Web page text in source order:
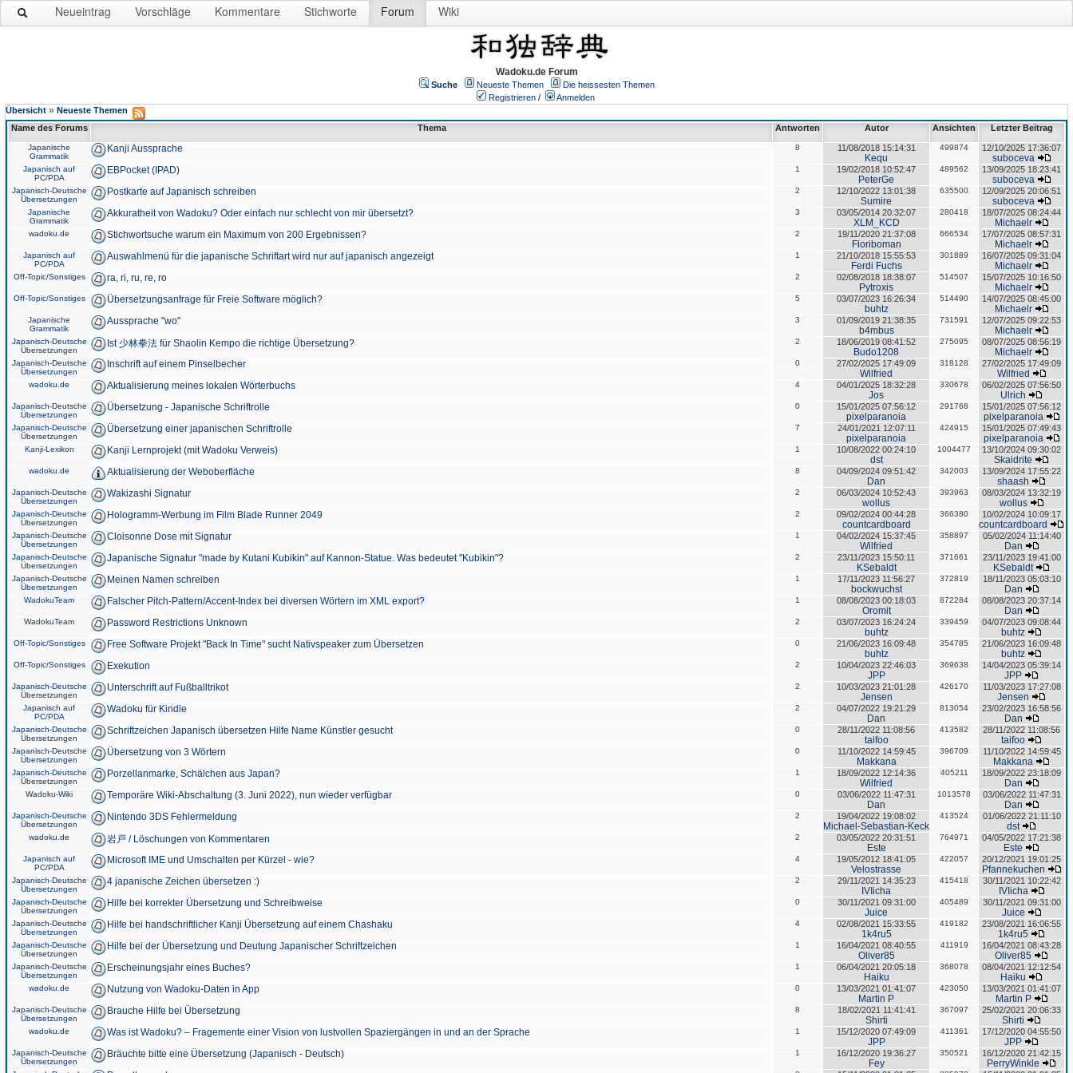
Neueintrag Vorschläge Kommentare Stichworte Forum Wiki
Wadoku.de Forum
Suche Neueste Themen
Die heissesten Themen
Registrieren /
Anmelden
Übersicht » Neueste Themen
Name des Forums
Thema Antworten Autor Ansichten Letzter Beitrag
Japanische
Grammatik
Kanji Aussprache 8 11/08/2018 15:14:31
Kequ
499874 12/10/2025 17:36:07
suboceva
Japanisch auf
PC/PDA
EBPocket (IPAD) 1 19/02/2018 10:52:47
PeterGe
489562 13/09/2025 18:23:41
suboceva
Japanisch-Deutsche
Übersetzungen
Postkarte auf Japanisch schreiben 2 12/10/2022 13:01:38
Sumire
635500 12/09/2025 20:06:51
suboceva
Japanische
Grammatik
Akkuratheit von Wadoku? Oder einfach nur schlecht von mir übersetzt? 3 03/05/2014 20:32:07
XLM_KCD
280418 18/07/2025 08:24:44
Michaelr
wadoku.de Stichwortsuche warum ein Maximum von 200 Ergebnissen? 2 19/11/2020 21:37:08
Floriboman
666534 17/07/2025 08:57:31
Michaelr
Japanisch auf
PC/PDA
Auswahlmenü für die japanische Schriftart wird nur auf japanisch angezeigt 1 21/10/2018 15:55:53
Ferdi Fuchs
301889 16/07/2025 09:31:04
Michaelr
Off-Topic/Sonstiges ra, ri, ru, re, ro 2 02/08/2018 18:38:07
Pytroxis
514507 15/07/2025 10:16:50
Michaelr
Off-Topic/Sonstiges Übersetzungsanfrage für Freie Software möglich? 5 03/07/2023 16:26:34
buhtz
514490 14/07/2025 08:45:00
Michaelr
Japanische
Grammatik
Aussprache "wo" 3 01/09/2019 21:38:35
b4mbus
731591 12/07/2025 09:22:53
Michaelr
Japanisch-Deutsche
Übersetzungen
Ist 少林拳法 für Shaolin Kempo die richtige Übersetzung? 2 18/06/2019 08:41:52
Budo1208
275095 08/07/2025 08:56:19
Michaelr
Japanisch-Deutsche
Übersetzungen
Inschrift auf einem Pinselbecher 0 27/02/2025 17:49:09
Wilfried
318128 27/02/2025 17:49:09
Wilfried
wadoku.de Aktualisierung meines lokalen Wörterbuchs 4 04/01/2025 18:32:28
Jos
330678 06/02/2025 07:56:50
Ulrich
Japanisch-Deutsche
Übersetzungen
Übersetzung - Japanische Schriftrolle 0 15/01/2025 07:56:12
pixelparanoia
291768 15/01/2025 07:56:12
pixelparanoia
Japanisch-Deutsche
Übersetzungen
Übersetzung einer japanischen Schriftrolle 7 24/01/2021 12:07:11
pixelparanoia
424915 15/01/2025 07:49:43
pixelparanoia
Kanji-Lexikon Kanji Lernprojekt (mit Wadoku Verweis) 1 10/08/2022 00:24:10
dst
1004477 13/10/2024 09:30:02
Skaidrite
wadoku.de Aktualisierung der Weboberfläche 8 04/09/2024 09:51:42
Dan
342003 13/09/2024 17:55:22
shaash
Japanisch-Deutsche
Übersetzungen
Wakizashi Signatur 2 06/03/2024 10:52:43
wollus
393963 08/03/2024 13:32:19
wollus
Japanisch-Deutsche
Übersetzungen
Hologramm-Werbung im Film Blade Runner 2049 2 09/02/2024 00:44:28
countcardboard
366380 10/02/2024 10:09:17
countcardboard
Japanisch-Deutsche
Übersetzungen
Cloisonne Dose mit Signatur 1 04/02/2024 15:37:45
Wilfried
358897 05/02/2024 11:14:40
Dan
Japanisch-Deutsche
Übersetzungen
Japanische Signatur "made by Kutani Kubikin" auf Kannon-Statue. Was bedeutet "Kubikin"? 2 23/11/2023 15:50:11
KSebaldt
371661 23/11/2023 19:41:00
KSebaldt
Japanisch-Deutsche
Übersetzungen
Meinen Namen schreiben 1 17/11/2023 11:56:27
bockwuchst
372819 18/11/2023 05:03:10
Dan
WadokuTeam Falscher Pitch-Pattern/Accent-Index bei diversen Wörtern im XML export? 1 08/08/2023 00:18:03
Oromit
872284 08/08/2023 20:37:14
Dan
WadokuTeam Password Restrictions Unknown 2 03/07/2023 16:24:24
buhtz
339459 04/07/2023 09:08:44
buhtz
Off-Topic/Sonstiges Free Software Projekt "Back In Time" sucht Nativspeaker zum Übersetzen 0 21/06/2023 16:09:48
buhtz
354785 21/06/2023 16:09:48
buhtz
Off-Topic/Sonstiges Exekution 2 10/04/2023 22:46:03
JPP
369638 14/04/2023 05:39:14
JPP
Japanisch-Deutsche
Übersetzungen
Unterschrift auf Fußballtrikot 2 10/03/2023 21:01:28
Jensen
426170 11/03/2023 17:27:08
Jensen
Japanisch auf
PC/PDA
Wadoku für Kindle 2 04/07/2022 19:21:29
Dan
813054 23/02/2023 16:58:56
Dan
Japanisch-Deutsche
Übersetzungen
Schriftzeichen Japanisch übersetzen Hilfe Name Künstler gesucht 0 28/11/2022 11:08:56
taifoo
413582 28/11/2022 11:08:56
taifoo
Japanisch-Deutsche
Übersetzungen
Übersetzung von 3 Wörtern 0 11/10/2022 14:59:45
Makkana
396709 11/10/2022 14:59:45
Makkana
Japanisch-Deutsche
Übersetzungen
Porzellanmarke, Schälchen aus Japan? 1 18/09/2022 12:14:36
Wilfried
405211 18/09/2022 23:18:09
Dan
Wadoku-Wiki Temporäre Wiki-Abschaltung (3. Juni 2022), nun wieder verfügbar 0 03/06/2022 11:47:31
Dan
1013578 03/06/2022 11:47:31
Dan
Japanisch-Deutsche
Übersetzungen
Nintendo 3DS Fehlermeldung 2 19/04/2022 19:08:02
Michael-Sebastian-Keck
413524 01/06/2022 21:11:10
dst
wadoku.de 岩戸 / Löschungen von Kommentaren 2 03/05/2022 20:31:51
Este
764971 04/05/2022 17:21:38
Este
Japanisch auf
PC/PDA
Microsoft IME und Umschalten per Kürzel - wie? 4 19/05/2012 18:41:05
Velostrasse
422057 20/12/2021 19:01:25
Pfannekuchen
Japanisch-Deutsche
Übersetzungen
4 japanische Zeichen übersetzen :) 2 29/11/2021 14:35:23
IVIicha
415418 30/11/2021 10:22:42
IVIicha
Japanisch-Deutsche
Übersetzungen
Hilfe bei korrekter Übersetzung und Schreibweise 0 30/11/2021 09:31:00
Juice
405489 30/11/2021 09:31:00
Juice
Japanisch-Deutsche
Übersetzungen
Hilfe bei handschriftlicher Kanji Übersetzung auf einem Chashaku 4 02/08/2021 15:33:55
1k4ru5
419182 23/08/2021 16:06:55
1k4ru5
Japanisch-Deutsche
Übersetzungen
Hilfe bei der Übersetzung und Deutung Japanischer Schriftzeichen 1 16/04/2021 08:40:55
Oliver85
411919 16/04/2021 08:43:28
Oliver85
Japanisch-Deutsche
Übersetzungen
Erscheinungsjahr eines Buches? 1 06/04/2021 20:05:18
Haiku
368078 08/04/2021 12:12:54
Haiku
wadoku.de Nutzung von Wadoku-Daten in App 0 13/03/2021 01:41:07
Martin P
423050 13/03/2021 01:41:07
Martin P
Japanisch-Deutsche
Übersetzungen
Brauche Hilfe bei Übersetzung 8 18/02/2021 11:41:41
Shirti
367097 25/02/2021 20:06:33
Shirti
wadoku.de Was ist Wadoku? – Fragemente einer Vision von lustvollen Spaziergängen in und an der Sprache 1 15/12/2020 07:49:09
JPP
411361 17/12/2020 04:55:50
JPP
Japanisch-Deutsche
Übersetzungen
Bräuchte bitte eine Übersetzung (Japanisch - Deutsch) 1 16/12/2020 19:36:27
Fey
350521 16/12/2020 21:42:15
PerryWinkle